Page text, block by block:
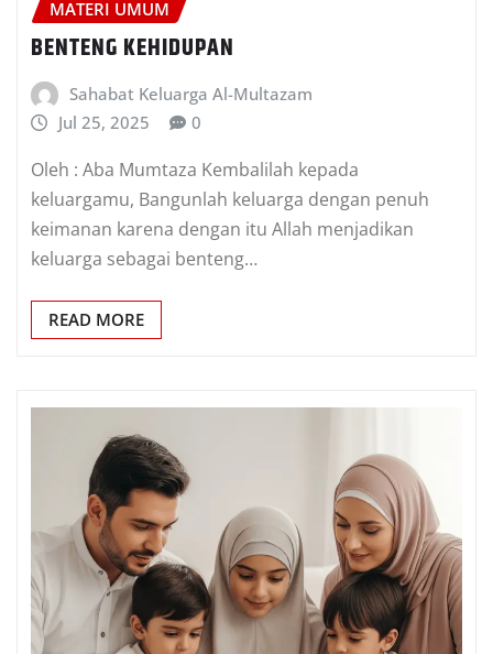
MATERI UMUM
BENTENG KEHIDUPAN
Sahabat Keluarga Al-Multazam
Jul 25, 2025
0
Oleh : Aba Mumtaza Kembalilah kepada
keluargamu, Bangunlah keluarga dengan penuh
keimanan karena dengan itu Allah menjadikan
keluarga sebagai benteng…
READ MORE